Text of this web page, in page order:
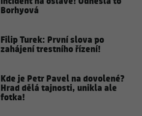
Borhyová
Filip Turek: První slova po
zahájení trestního řízení!
Kde je Petr Pavel na dovolené?
Hrad dělá tajnosti, unikla ale
fotka!